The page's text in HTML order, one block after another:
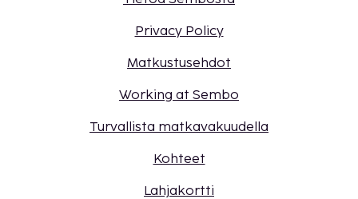
Privacy Policy
Matkustusehdot
Working at Sembo
Turvallista matkavakuudella
Kohteet
Lahjakortti